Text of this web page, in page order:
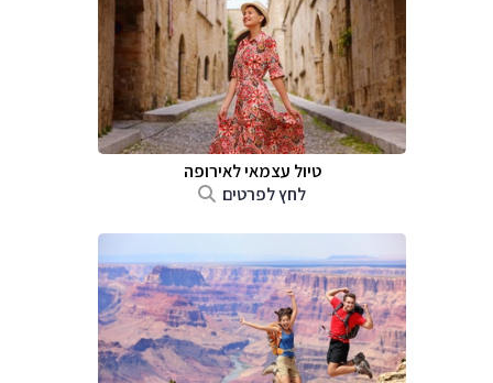
טיול עצמאי לאירופה
לחץ לפרטים